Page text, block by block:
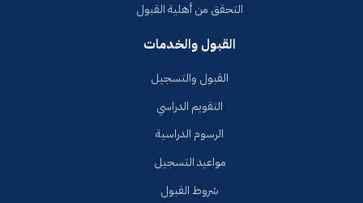
التحقق من أهلية القبول
القبول والخدمات
القبول والتسجيل
التقويم الدراسي
الرسوم الدراسية
مواعيد التسجيل
شروط القبول